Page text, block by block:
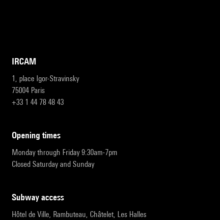
IRCAM
1, place Igor-Stravinsky
75004 Paris
+33 1 44 78 48 43
opening times
Monday through Friday 9:30am-7pm
Closed Saturday and Sunday
subway access
Hôtel de Ville, Rambuteau, Châtelet, Les Halles